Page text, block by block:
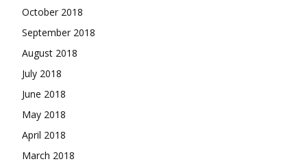
October 2018
September 2018
August 2018
July 2018
June 2018
May 2018
April 2018
March 2018